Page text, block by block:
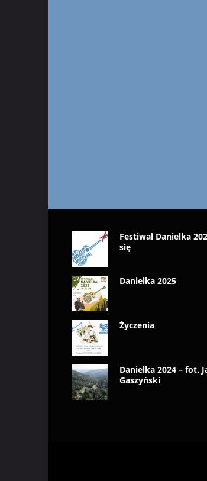
Festiwal Danielka
się
Danielka 2025
Życzenia
Danielka 2024 – fot.
Gaszyński